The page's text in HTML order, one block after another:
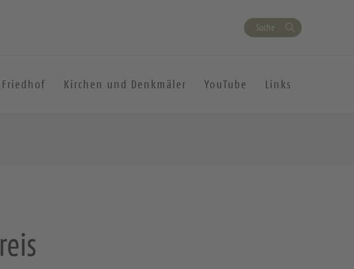
Suche
Friedhof Kirchen und Denkmäler YouTube Links